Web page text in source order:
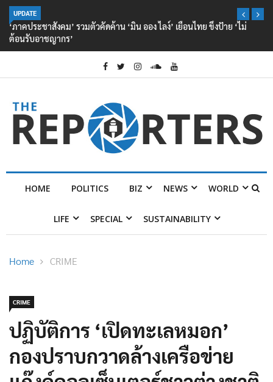
UPDATE
‘ภาคประชาสังคม’ รวมตัวคัดค้าน ‘มิน ออง ไลง์’ เยือนไทย ขึงป้าย ‘ไม่
ต้อนรับอาชญากร’
HOME POLITICS BIZ NEWS WORLD
LIFE SPECIAL SUSTAINABILITY
Home CRIME
CRIME
ปฏิบัติการ ‘เปิดทะเลหมอก’
กองปราบกวาดล้างเครือข่าย